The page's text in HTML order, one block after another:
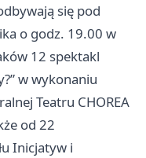
się pod
o godz. 19.00 w
12 spektakl
w wykonaniu
Teatru CHOREA
od 22
Inicjatyw i